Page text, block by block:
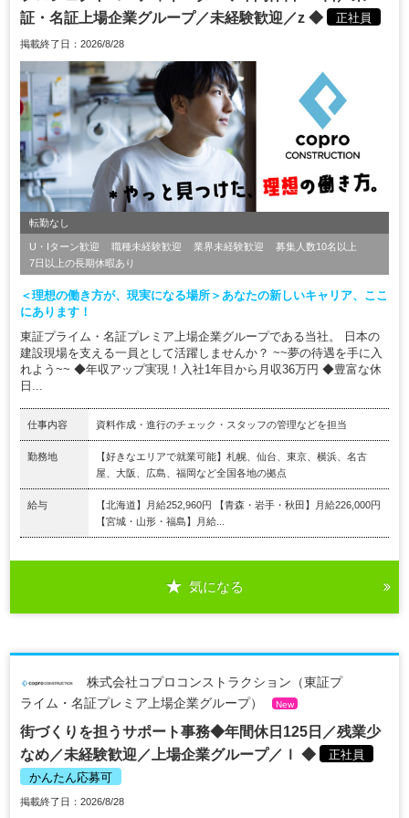
証・名証上場企業グループ／未経験歓迎／z ◆
正社員
掲載終了日：2026/8/28
転勤なし
U・Iターン歓迎 職種未経験歓迎 業界未経験歓迎
募集人数10名以上
7日以上の長期休暇あり
＜理想の働き方が、現実になる場所＞あなたの新しいキャリア、ここ
にあります！
東証プライム・名証プレミア上場企業グループである当社。 日本の
建設現場を支える一員として活躍しませんか？ ~~夢の待遇を手に入
れよう~~ ◆年収アップ実現！入社1年目から月収36万円 ◆豊富な休
日...
仕事内容 資料作成・進行のチェック・スタッフの管理などを担当
勤務地
【好きなエリアで就業可能】札幌、仙台、東京、横浜、名古
屋、大阪、広島、福岡など全国各地の拠点
給与
【北海道】月給252,960円 【青森・岩手・秋田】月給226,000円
【宮城・山形・福島】月給...
気になる
株式会社コプロコンストラクション（東証プ
ライム・名証プレミア上場企業グループ）
New
街づくりを担うサポート事務◆年間休日125日／残業少
なめ／未経験歓迎／上場企業グループ／ｌ ◆
正社員
かんたん応募可
掲載終了日：2026/8/28